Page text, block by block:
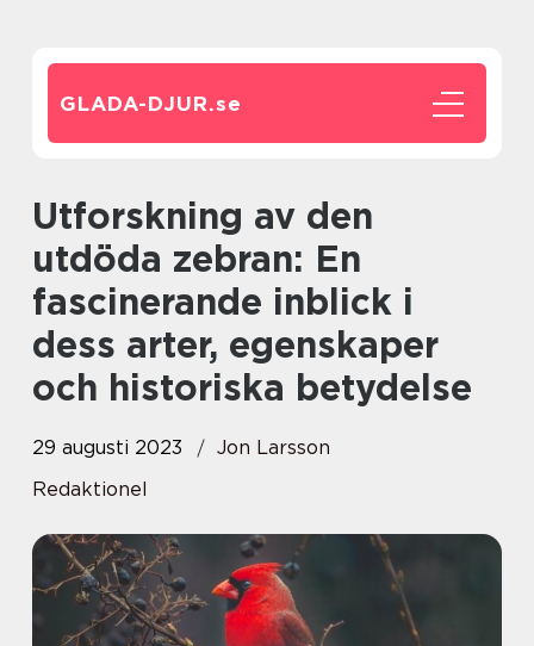
GLADA-DJUR.se
Utforskning av den
utdöda zebran: En
fascinerande inblick i
dess arter, egenskaper
och historiska betydelse
29 augusti 2023
Jon Larsson
Redaktionel